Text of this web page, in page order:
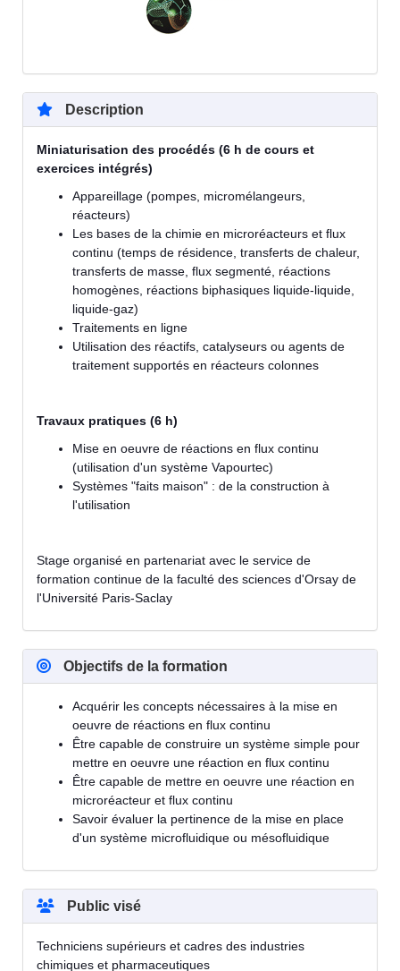
Description
Miniaturisation des procédés (6 h de cours et
exercices intégrés)
Appareillage (pompes, micromélangeurs,
réacteurs)
Les bases de la chimie en microréacteurs et flux
continu (temps de résidence, transferts de chaleur,
transferts de masse, flux segmenté, réactions
homogènes, réactions biphasiques liquide-liquide,
liquide-gaz)
Traitements en ligne
Utilisation des réactifs, catalyseurs ou agents de
traitement supportés en réacteurs colonnes
Travaux pratiques (6 h)
Mise en oeuvre de réactions en flux continu
(utilisation d'un système Vapourtec)
Systèmes "faits maison" : de la construction à
l'utilisation
Stage organisé en partenariat avec le service de
formation continue de la faculté des sciences d'Orsay de
l'Université Paris-Saclay
Objectifs de la formation
Acquérir les concepts nécessaires à la mise en
oeuvre de réactions en flux continu
Être capable de construire un système simple pour
mettre en oeuvre une réaction en flux continu
Être capable de mettre en oeuvre une réaction en
microréacteur et flux continu
Savoir évaluer la pertinence de la mise en place
d'un système microfluidique ou mésofluidique
Public visé
Techniciens supérieurs et cadres des industries
chimiques et pharmaceutiques